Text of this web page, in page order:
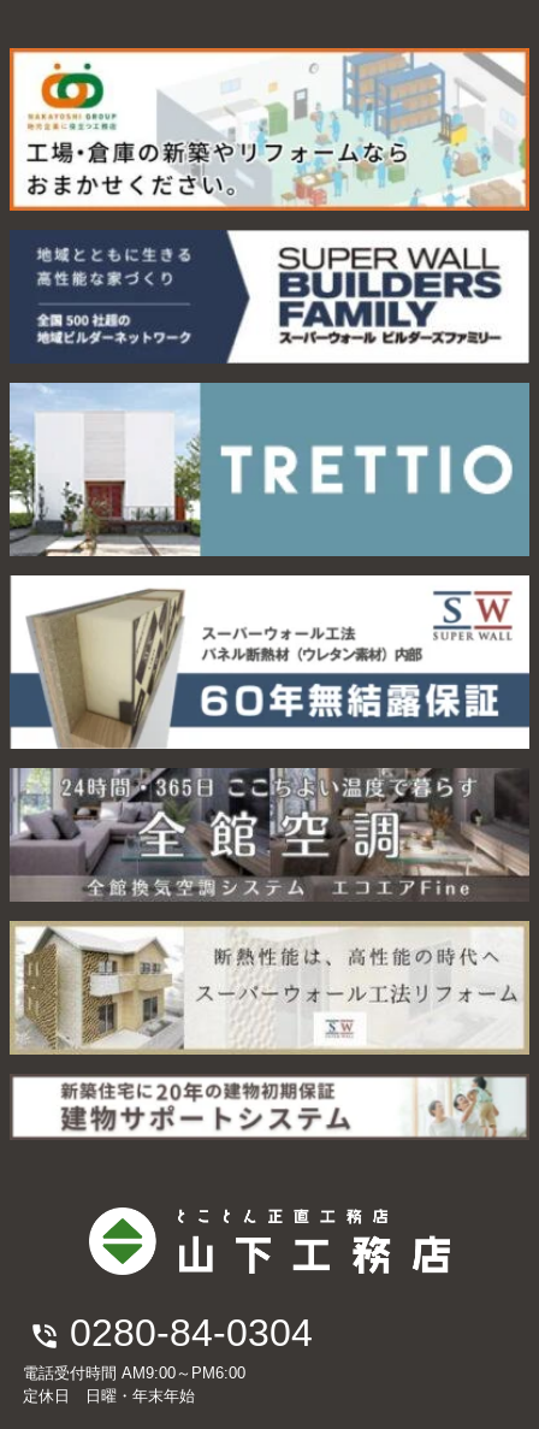
0280-84-0304
電話受付時間 AM9:00～PM6:00
定休日 日曜・年末年始